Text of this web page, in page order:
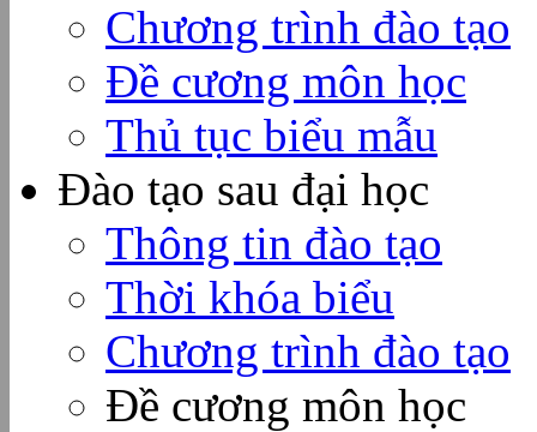
Chương trình đào tạo
Đề cương môn học
Thủ tục biểu mẫu
Đào tạo sau đại học
Thông tin đào tạo
Thời khóa biểu
Chương trình đào tạo
Đề cương môn học